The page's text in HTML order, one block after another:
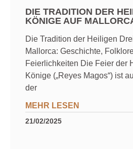
DIE TRADITION DER
KÖNIGE AUF
Die Tradition der Heiligen
Mallorca: Geschichte,
Feierlichkeiten Die Feier der
Könige („Reyes Magos“) ist
der
MEHR LESEN
21/02/2025